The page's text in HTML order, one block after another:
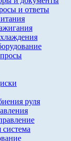
и ответы
руля
система